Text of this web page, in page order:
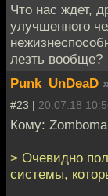
Что нас ждет,
улучшенного
лезть вообще?
Punk_UnDeaD
#23 | 20.07.18
Кому:
> Очевидно
системы,